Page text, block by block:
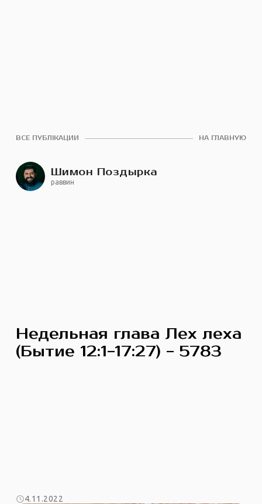
ВСЕ ПУБЛІКАЦИИ НА ГЛАВНУЮ
Недельная глава Лех леха
(Бытие 12:1-17:27) - 5783
Шимон Поздырка
раввин
4.11.2022